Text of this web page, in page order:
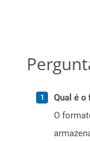
Qual é o
O